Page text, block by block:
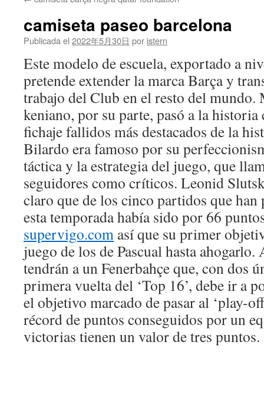
camiseta paseo barcelona
Publicada el 2022年5月30日 por istern
Este modelo de escuela, exportado a
pretende extender la marca Barça y
trabajo del Club en el resto del mundo.
keniano, por su parte, pasó a la
fichaje fallidos más destacados de la
Bilardo era famoso por su
táctica y la estrategia del juego, que
seguidores como críticos. Leonid
claro que de los cinco partidos que
esta temporada había sido por 66
supervigo.com así que su primer
juego de los de Pascual hasta ahogarlo.
tendrán a un Fenerbahçe que, con dos
primera vuelta del ‘Top 16’, debe ir a
el objetivo marcado de pasar al ‘play-
récord de puntos conseguidos por un
victorias tienen un valor de tres puntos.